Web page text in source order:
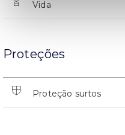
Vida
Proteções
Proteção surtos